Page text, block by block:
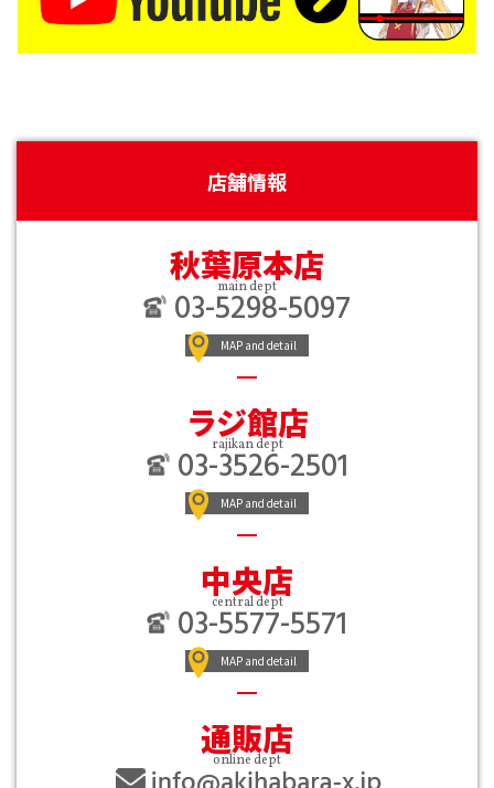
店舗情報
秋葉原本店
main dept
03-5298-5097
MAP and detail
ラジ館店
rajikan dept
03-3526-2501
MAP and detail
中央店
central dept
03-5577-5571
MAP and detail
通販店
online dept